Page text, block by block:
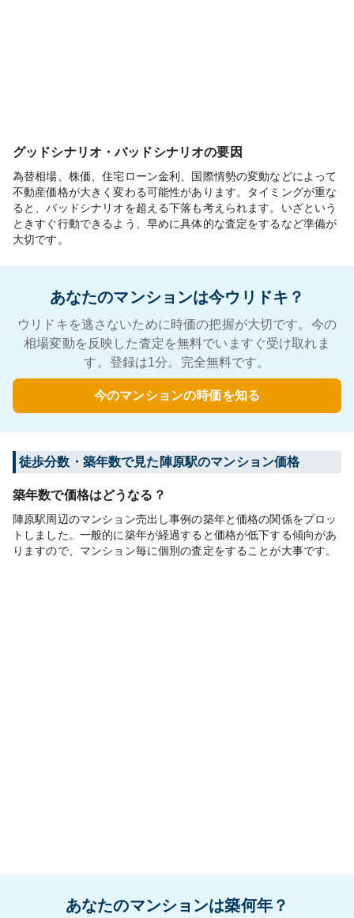
グッドシナリオ・バッドシナリオの要因
為替相場、株価、住宅ローン金利、国際情勢の変動などによって
不動産価格が大きく変わる可能性があります。タイミングが重な
ると、バッドシナリオを超える下落も考えられます。いざという
ときすぐ行動できるよう、早めに具体的な査定をするなど準備が
大切です。
あなたのマンションは今ウリドキ？
ウリドキを逃さないために時価の把握が大切です。今の
相場変動を反映した査定を無料でいますぐ受け取れま
す。登録は1分。完全無料です。
今のマンションの時価を知る
徒歩分数・築年数で見た陣原駅のマンション価格
築年数で価格はどうなる？
陣原駅周辺のマンション売出し事例の築年と価格の関係をプロッ
トしました。一般的に築年が経過すると価格が低下する傾向があ
りますので、マンション毎に個別の査定をすることが大事です。
あなたのマンションは築何年？